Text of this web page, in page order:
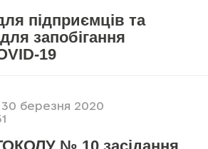
підприємців та
запобігання
19
30 березня 2020